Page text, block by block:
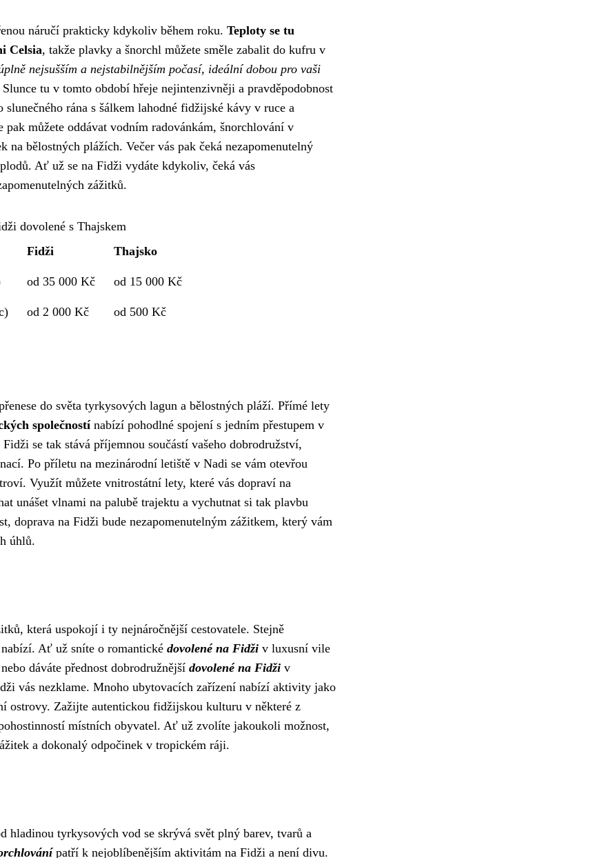
náručí prakticky kdykoliv během roku. Teploty se tu
Celsia, takže plavky a šnorchl můžete směle zabalit do kufru v
nejsušším a nejstabilnějším počasí, ideální dobou pro vaši
Slunce tu v tomto období hřeje nejintenzivněji a pravděpodobnost
rána s šálkem lahodné fidžijské kávy v ruce a
můžete oddávat vodním radovánkám, šnorchlování v
bělostných plážích. Večer vás pak čeká nezapomenutelný
Ať už se na Fidži vydáte kdykoliv, čeká vás
zážitků.
dovolené s Thajskem
Fidži Thajsko
od 35 000 Kč od 15 000 Kč
od 2 000 Kč od 500 Kč
do světa tyrkysových lagun a bělostných pláží. Přímé lety
společnostínabízí pohodlné spojení s jedním přestupem v
se tak stává příjemnou součástí vašeho dobrodružství,
Po příletu na mezinárodní letiště v Nadi se vám otevřou
Využít můžete vnitrostátní lety, které vás dopraví na
unášet vlnami na palubě trajektu a vychutnat si tak plavbu
na Fidži bude nezapomenutelným zážitkem, který vám
úhlů.
která uspokojí i ty nejnáročnější cestovatele. Stejně
Ať už sníte o romantické dovolené na Fidži v luxusní vile
dáváte přednost dobrodružnější dovolené na Fidži v
vás nezklame. Mnoho ubytovacích zařízení nabízí aktivity jako
ostrovy. Zažijte autentickou fidžijskou kulturu v některé z
místních obyvatel. Ať už zvolíte jakoukoli možnost,
a dokonalý odpočinek v tropickém ráji.
tyrkysových vod se skrývá svět plný barev, tvarů a
patří k nejoblíbenějším aktivitám na Fidži a není divu.